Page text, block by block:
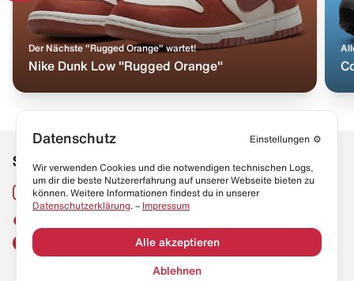
Der Nächste "Rugged Orange" wartet!
Nike Dunk Low "Rugged Orange"
Social Media
Instagram Sneaker Lexikon
Resell Guide
Datenschutz
Impressum
Datenschutz Einstellungen ⚙️
Wir verwenden Cookies und die notwendigen technischen Logs,
um dir die beste Nutzererfahrung auf unserer Webseite bieten zu
können. Weitere Informationen findest du in unserer
Datenschutzerklärung. – Impressum
Alle akzeptieren
Ablehnen